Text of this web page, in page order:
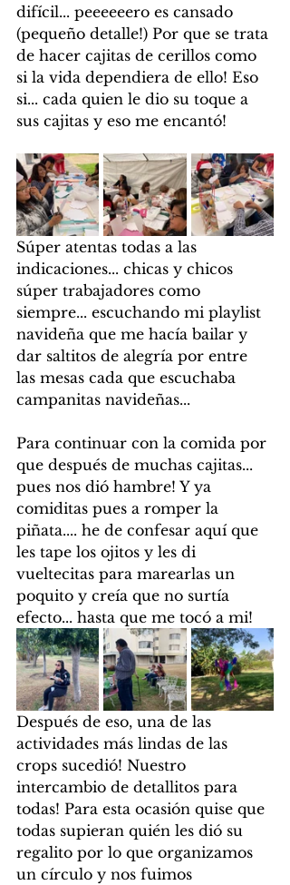
difícil... peeeeeero es cansado
(pequeño detalle!) Por que se trata
de hacer cajitas de cerillos como
si la vida dependiera de ello! Eso
si... cada quien le dio su toque a
sus cajitas y eso me encantó!
Súper atentas todas a las
indicaciones... chicas y chicos
súper trabajadores como
siempre... escuchando mi playlist
navideña que me hacía bailar y
dar saltitos de alegría por entre
las mesas cada que escuchaba
campanitas navideñas...
Para continuar con la comida por
que después de muchas cajitas...
pues nos dió hambre! Y ya
comiditas pues a romper la
piñata.... he de confesar aquí que
les tape los ojitos y les di
vueltecitas para marearlas un
poquito y creía que no surtía
efecto... hasta que me tocó a mi!
Después de eso, una de las
actividades más lindas de las
crops sucedió! Nuestro
intercambio de detallitos para
todas! Para esta ocasión quise que
todas supieran quién les dió su
regalito por lo que organizamos
un círculo y nos fuimos